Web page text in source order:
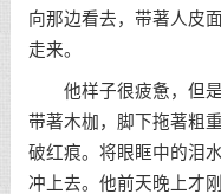
向那边看去，带著人皮
走来。
他样子很疲惫，但是
带著木枷，脚下拖著粗
破红痕。将眼眶中的泪
冲上去。他前天晚上才